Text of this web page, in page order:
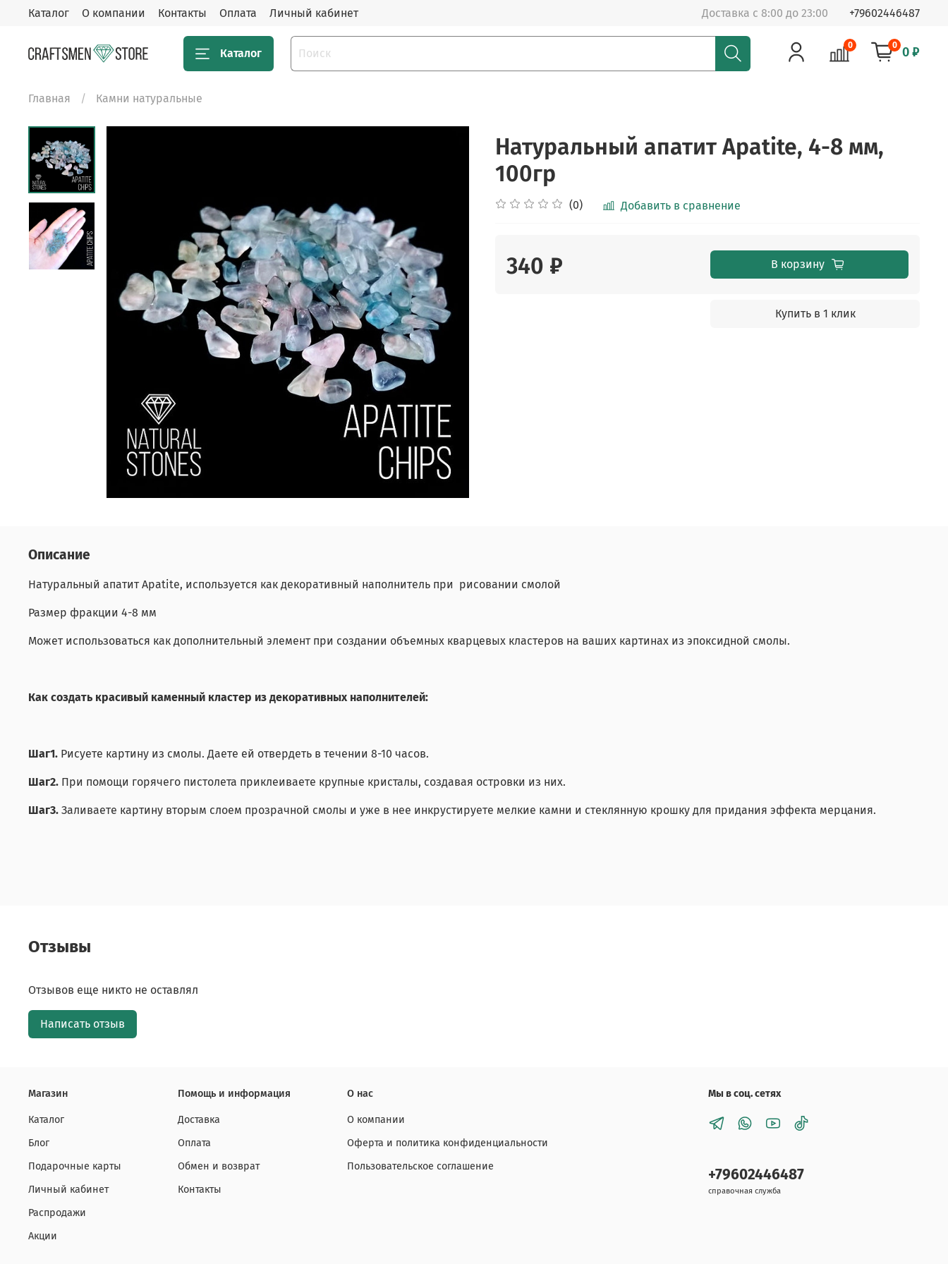
Каталог О компании Контакты Оплата Личный кабинет Доставка с 8:00 до 23:00 +79602446487
Каталог
0 0 0 ₽
Главная Камни натуральные
Натуральный апатит Apatite, 4-8 мм,
100гр
(0) Добавить в сравнение
340 ₽ В корзину
Купить в 1 клик
Описание
Натуральный апатит Apatite, используется как декоративный наполнитель при рисовании смолой
Размер фракции 4-8 мм
Может использоваться как дополнительный элемент при создании объемных кварцевых кластеров на ваших картинах из эпоксидной смолы.
Как создать красивый каменный кластер из декоративных наполнителей:
Шаг1. Рисуете картину из смолы. Даете ей отвердеть в течении 8-10 часов.
Шаг2. При помощи горячего пистолета приклеиваете крупные кристалы, создавая островки из них.
Шаг3. Заливаете картину вторым слоем прозрачной смолы и уже в нее инкрустируете мелкие камни и стеклянную крошку для придания эффекта мерцания.
Отзывы
Отзывов еще никто не оставлял
Написать отзыв
Магазин
Каталог
Блог
Подарочные карты
Личный кабинет
Распродажи
Акции
Помощь и информация
Доставка
Оплата
Обмен и возврат
Контакты
О нас
О компании
Оферта и политика конфиденциальности
Пользовательское соглашение
Мы в соц. сетях
+79602446487
справочная служба